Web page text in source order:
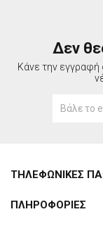
Δεν
Κάνε την
ΤΗΛΕΦΩΝΙΚΕΣ
ΠΛΗΡΟΦΟΡΙΕΣ